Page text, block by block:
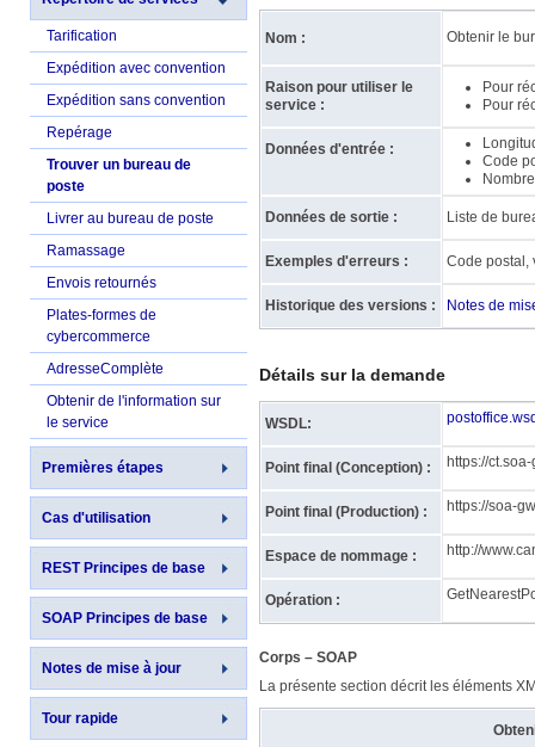
Tarification
Expédition avec convention
Expédition sans convention
Repérage
Trouver un bureau de
poste
Livrer au bureau de poste
Ramassage
Envois retournés
Plates-formes de
cybercommerce
AdresseComplète
Obtenir de l'information sur
le service
Premières étapes
Cas d'utilisation
REST Principes de base
SOAP Principes de base
Notes de mise à jour
Tour rapide
Nom : Obtenir le
Raison pour utiliser le
service :
Pour
Pour
Données d'entrée :
Code
Données de sortie : Liste de
Exemples d'erreurs : Code postal,
Historique des versions : Notes de
Détails sur la demande
WSDL:
Point final (Conception) : https://
Point final (Production) : https://soa-
Espace de nommage : http://
Opération :
Corps – SOAP
La présente section décrit les éléments